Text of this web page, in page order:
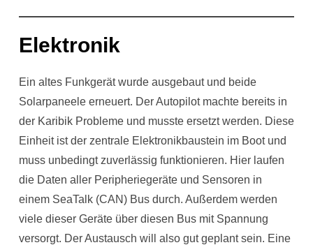
Elektronik
Ein altes Funkgerät wurde ausgebaut und beide
Solarpaneele erneuert. Der Autopilot machte bereits in
der Karibik Probleme und musste ersetzt werden. Diese
Einheit ist der zentrale Elektronikbaustein im Boot und
muss unbedingt zuverlässig funktionieren. Hier laufen
die Daten aller Peripheriegeräte und Sensoren in
einem SeaTalk (CAN) Bus durch. Außerdem werden
viele dieser Geräte über diesen Bus mit Spannung
versorgt. Der Austausch will also gut geplant sein. Eine